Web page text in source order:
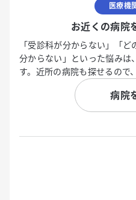
医療機
お近くの病院
「受診科が分からない」「
分からない」といった悩みは
す。近所の病院も探せるので
病院